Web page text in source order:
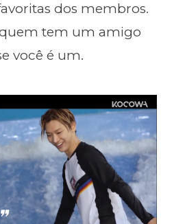
dos membros.
tem um amigo
você é um.